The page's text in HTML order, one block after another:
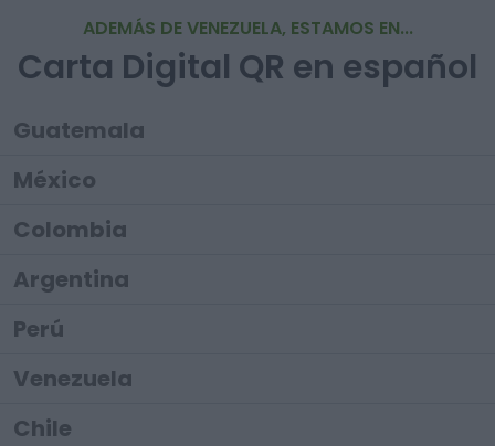
ADEMÁS DE VENEZUELA, ESTAMOS EN...
Carta Digital QR en español
Guatemala
México
Colombia
Argentina
Perú
Venezuela
Chile